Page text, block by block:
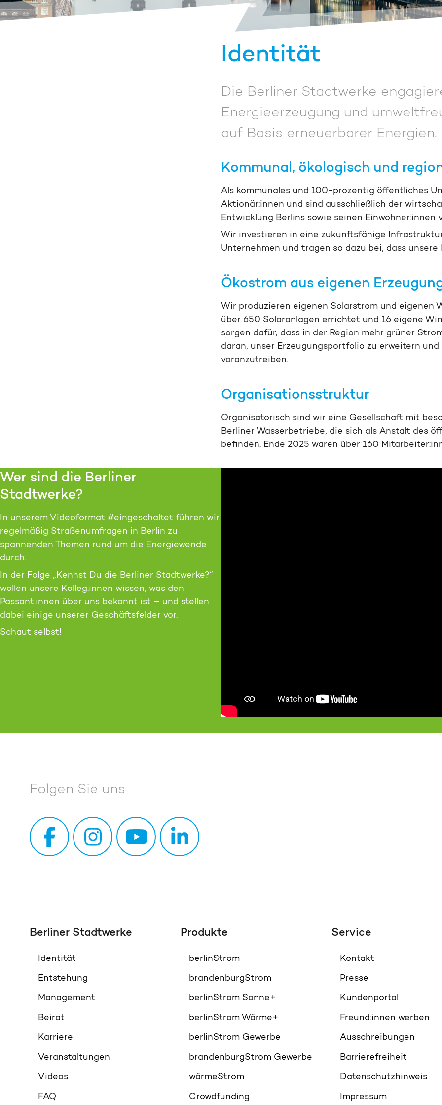
Identität
Die Berliner Stadtwerke
Energie­erzeugung und
auf Basis erneuerbarer Energien.
Kommunal, ökologisch und
Als kommunales und 100-prozentig öffentliches
Aktionär:innen und sind ausschließlich der
Entwicklung Berlins sowie seinen Einwohner:innen
Wir investieren in eine zukunftsfähige
Unternehmen und tragen so dazu bei, dass
Ökostrom aus eigenen
Wir produzieren eigenen Solar­strom und eigenen
über 650 Solar­anlagen errichtet und 16 eigene
sorgen dafür, dass in der Region mehr grüner
daran, unser Erzeugungs­portfolio zu erweitern
voranzutreiben.
Organisations­struktur
Organisatorisch sind wir eine Gesellschaft mit
Berliner Wasserbetriebe, die sich als Anstalt des
befinden. Ende 2025 waren über 160
Wer sind die Berliner
Stadtwerke?
In unserem Video­format #ein­ge­schaltet führen wir
regel­mäßig Straßen­umfragen in Berlin zu
spannenden Themen rund um die Energie­wende
durch.
In der Folge „Kennst Du die Berliner Stadt­werke?“
wollen unsere Kolleg:innen wissen, was den
Passant:innen über uns be­kannt ist – und stellen
dabei einige unserer Geschäfts­felder vor.
Schaut selbst!
Folgen Sie uns
Berliner Stadtwerke
Identität
Entstehung
Management
Beirat
Karriere
Veranstaltungen
Videos
FAQ
Produkte
berlinStrom
brandenburgStrom
berlinStrom Sonne+
berlinStrom Wärme+
berlinStrom Gewerbe
brandenburgStrom Gewerbe
wärmeStrom
Crowdfunding
Service
Kontakt
Presse
Kundenportal
Freund:innen werben
Ausschreibungen
Barrierefreiheit
Datenschutzhinweis
Impressum